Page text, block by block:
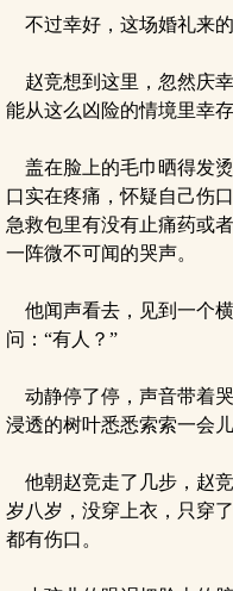
不过幸好，这场婚礼来的
赵竞想到这里，忽然庆
能从这么凶险的情境里幸存
盖在脸上的毛巾晒得发
口实在疼痛，怀疑自己伤
急救包里有没有止痛药或
一阵微不可闻的哭声。
他闻声看去，见到一个
问：“有人？”
动静停了停，声音带着
浸透的树叶悉悉索索一会
他朝赵竞走了几步，赵
岁八岁，没穿上衣，只穿
都有伤口。